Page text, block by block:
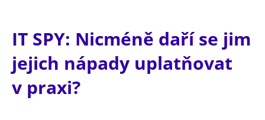
IT SPY: Nicméně daří se jim
jejich nápady uplatňovat
v praxi?